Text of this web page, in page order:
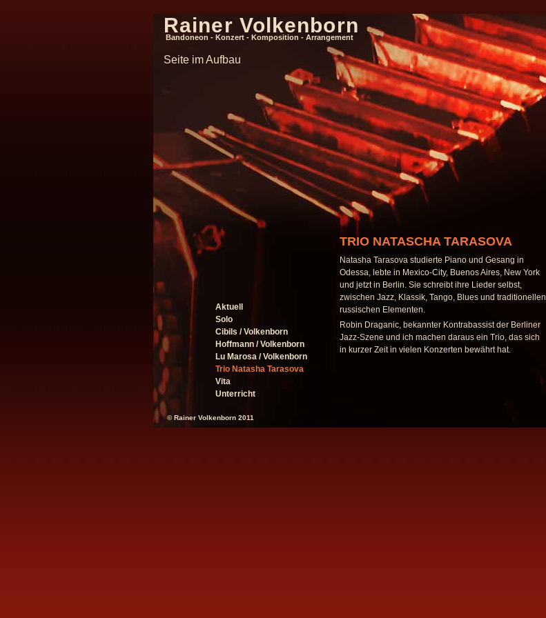
Rainer Volkenborn
Bandoneon - Konzert - Komposition - Arrangement
Seite im Aufbau
TRIO NATASCHA TARASOVA
Natasha Tarasova studierte Piano und Gesang in
Odessa, lebte in Mexico-City, Buenos Aires, New York
und jetzt in Berlin. Sie schreibt ihre Lieder selbst,
zwischen Jazz, Klassik, Tango, Blues und traditionellen
russischen Elementen.
Robin Draganic, bekannter Kontrabassist der Berliner
Jazz-Szene und ich machen daraus ein Trio, das sich
in kurzer Zeit in vielen Konzerten bewährt hat.
Aktuell
Solo
Cibils / Volkenborn
Hoffmann / Volkenborn
Lu Marosa / Volkenborn
Trio Natasha Tarasova
Vita
Unterricht
© Rainer Volkenborn 2011